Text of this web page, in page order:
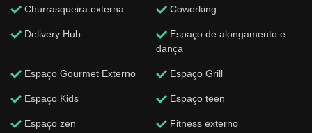
Churrasqueira externa Coworking
Delivery Hub
Espaço de alongamento e
dança
Espaço Gourmet Externo Espaço Grill
Espaço Kids Espaço teen
Espaço zen Fitness externo